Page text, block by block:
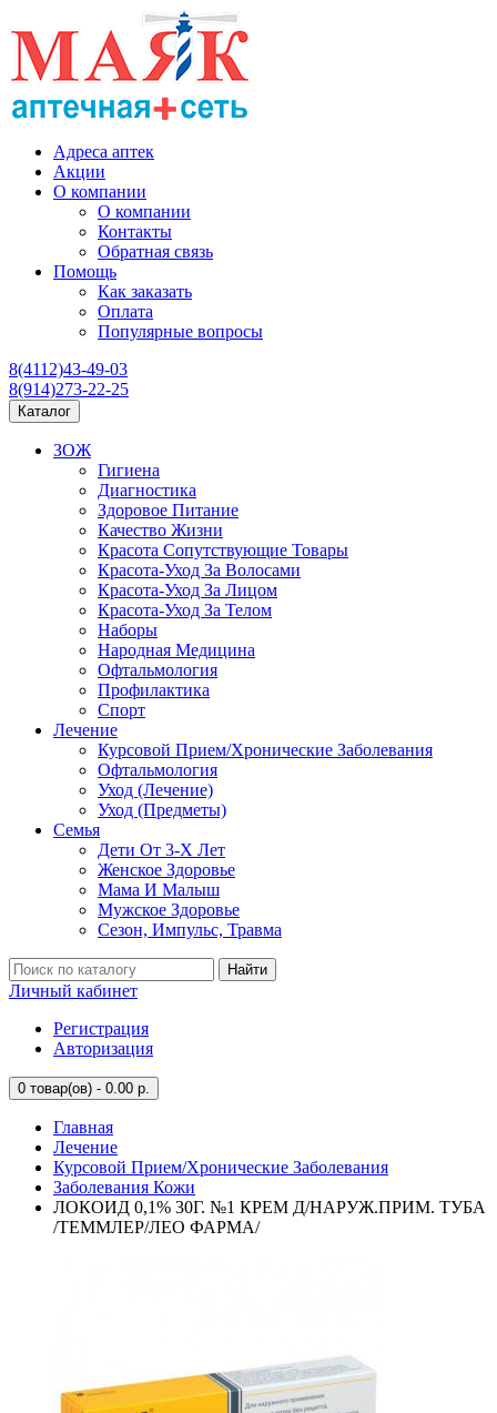
Адреса аптек
Акции
О компании
О компании
Контакты
Обратная связь
Помощь
Как заказать
Оплата
Популярные вопросы
8(4112)43-49-03
8(914)273-22-25
Каталог
ЗОЖ
Гигиена
Диагностика
Здоровое Питание
Качество Жизни
Красота Сопутствующие Товары
Красота-Уход За Волосами
Красота-Уход За Лицом
Красота-Уход За Телом
Наборы
Народная Медицина
Офтальмология
Профилактика
Спорт
Лечение
Курсовой Прием/Хронические Заболевания
Офтальмология
Уход (Лечение)
Уход (Предметы)
Семья
Дети От 3-Х Лет
Женское Здоровье
Мама И Малыш
Мужское Здоровье
Сезон, Импульс, Травма
Найти
Личный кабинет
Регистрация
Авторизация
0 товар(ов) - 0.00 р.
Главная
Лечение
Курсовой Прием/Хронические Заболевания
Заболевания Кожи
ЛОКОИД 0,1% 30Г. №1 КРЕМ Д/НАРУЖ.ПРИМ. ТУБА
/ТЕММЛЕР/ЛЕО ФАРМА/